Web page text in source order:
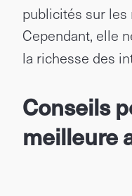
publicités sur les
Cependant, elle
la richesse des
Conseils
meilleure